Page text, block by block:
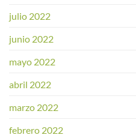
julio 2022
junio 2022
mayo 2022
abril 2022
marzo 2022
febrero 2022